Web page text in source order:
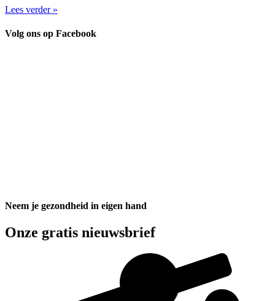
Lees verder »
Volg ons op Facebook
Neem je gezondheid in eigen hand
Onze gratis nieuwsbrief